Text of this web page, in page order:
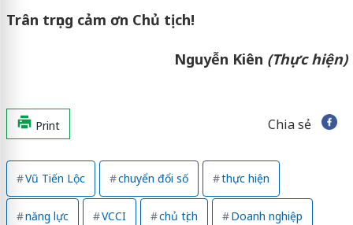
Trân trọng cảm ơn Chủ tịch!
Nguyễn Kiên (Thực hiện)
Print Chia sẻ
Vũ Tiến Lộc chuyển đổi số thực hiện
năng lực VCCI chủ tịch Doanh nghiệp